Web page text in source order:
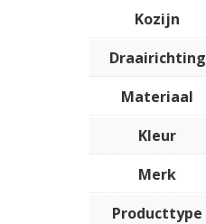
Kozijn
Draairichting
Materiaal
Kleur
Merk
Producttype